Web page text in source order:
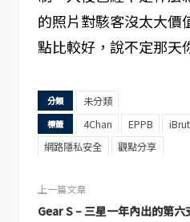
的照片對駭客沒太大價
點比較好，說不定那天
分類 未分類
標籤 4Chan EPPB
網路隱私安全
觀點分享
上一篇文章
Gear S – 三星一年內出的第六